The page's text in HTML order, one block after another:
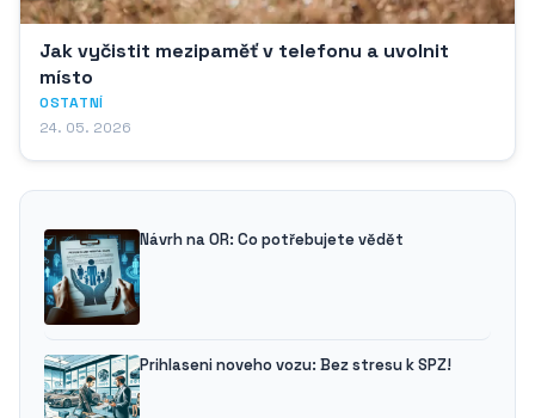
Jak vyčistit mezipaměť v telefonu a uvolnit
místo
OSTATNÍ
24. 05. 2026
Návrh na OR: Co potřebujete vědět
Prihlaseni noveho vozu: Bez stresu k SPZ!